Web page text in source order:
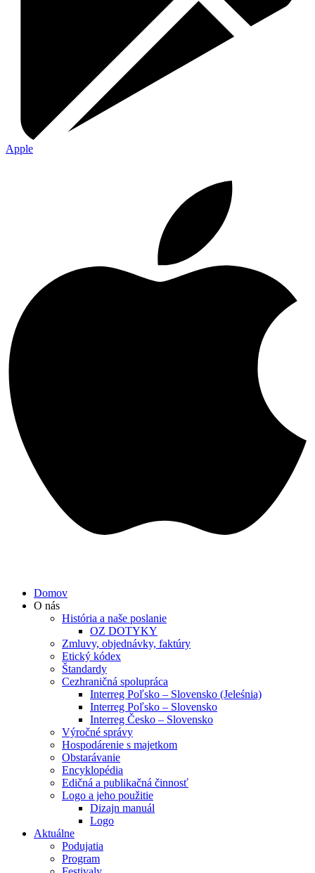
Apple
Domov
O nás
História a naše poslanie
OZ DOTYKY
Zmluvy, objednávky, faktúry
Etický kódex
Štandardy
Cezhraničná spolupráca
Interreg Poľsko – Slovensko (Jeleśnia)
Interreg Poľsko – Slovensko
Interreg Česko – Slovensko
Výročné správy
Hospodárenie s majetkom
Obstarávanie
Encyklopédia
Edičná a publikačná činnosť
Logo a jeho použitie
Dizajn manuál
Logo
Aktuálne
Podujatia
Program